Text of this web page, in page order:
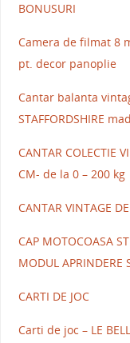
BONUSURI
Camera de filmat 8
pt. decor panoplie
Cantar balanta
STAFFORDSHIRE
CANTAR COLECTIE
CM- de la 0 – 200 kg
CANTAR VINTAGE
CAP MOTOCOASA
MODUL APRINDERE
CARTI DE JOC
Carti de joc – LE